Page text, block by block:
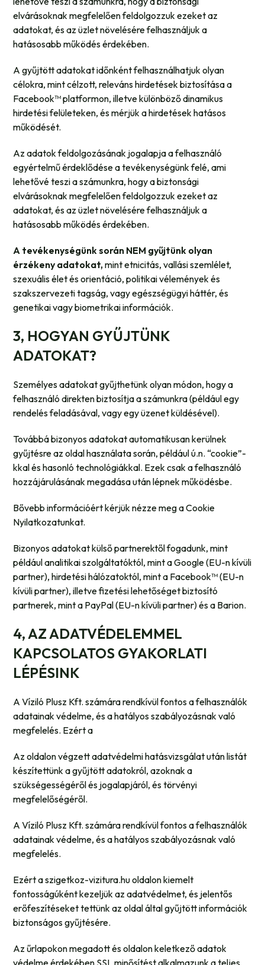
elvárásoknak megfelelően feldolgozzuk ezeket az
adatokat, és az üzlet növelésére felhasználjuk a
hatásosabb működés érdekében.
A gyűjtött adatokat időnként felhasználhatjuk olyan
célokra, mint célzott, releváns hirdetések biztosítása a
Facebook™ platformon, illetve különböző dinamikus
hirdetési felületeken, és mérjük a hirdetések hatásos
működését.
Az adatok feldolgozásának jogalapja a felhasználó
egyértelmű érdeklődése a tevékenységünk felé, ami
lehetővé teszi a számunkra, hogy a biztonsági
elvárásoknak megfelelően feldolgozzuk ezeket az
adatokat, és az üzlet növelésére felhasználjuk a
hatásosabb működés érdekében.
A tevékenységünk során NEM gyűjtünk olyan
érzékeny adatokat,mint etnicitás, vallási szemlélet,
szexuális élet és orientáció, politikai vélemények és
szakszervezeti tagság, vagy egészségügyi háttér, és
genetikai vagy biometrikai információk.
3, HOGYAN GYŰJTÜNK
ADATOKAT?
Személyes adatokat gyűjthetünk olyan módon, hogy a
felhasználó direkten biztosítja a számunkra (például egy
rendelés feladásával, vagy egy üzenet küldésével).
Továbbá bizonyos adatokat automatikusan kerülnek
gyűjtésre az oldal használata során, például ú.n. “cookie”-
kkal és hasonló technológiákkal. Ezek csak a felhasználó
hozzájárulásának megadása után lépnek működésbe.
Bővebb információért kérjük nézze meg a Cookie
Nyilatkozatunkat.
Bizonyos adatokat külső partnerektől fogadunk, mint
például analitikai szolgáltatóktól, mint a Google (EU-n kívüli
partner), hirdetési hálózatoktól, mint a Facebook™ (EU-n
kívüli partner), illetve fizetési lehetőséget biztosító
partnerek, mint a PayPal (EU-n kívüli partner) és a Barion.
4, AZ ADATVÉDELEMMEL
KAPCSOLATOS GYAKORLATI
LÉPÉSINK
A Víziló Plusz Kft. számára rendkívül fontos a felhasználók
adatainak védelme, és a hatályos szabályozásnak való
megfelelés. Ezért a
Az oldalon végzett adatvédelmi hatásvizsgálat után listát
készítettünk a gyűjtött adatokról, azoknak a
szükségességéről és jogalapjáról, és törvényi
megfelelőségéről.
A Víziló Plusz Kft. számára rendkívül fontos a felhasználók
adatainak védelme, és a hatályos szabályozásnak való
megfelelés.
Ezért a szigetkoz-vizitura.hu oldalon kiemelt
fontosságúként kezeljük az adatvédelmet, és jelentős
erőfeszítéseket tettünk az oldal által gyűjtött információk
biztonságos gyűjtésére.
Az űrlapokon megadott és oldalon keletkező adatok
védelme érdekében SSL minősítést alkalmazunk a teljes